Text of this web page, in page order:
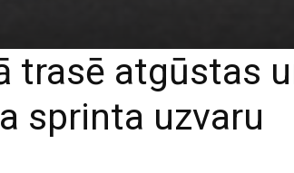
trasē atgūstas
sprinta uzvaru